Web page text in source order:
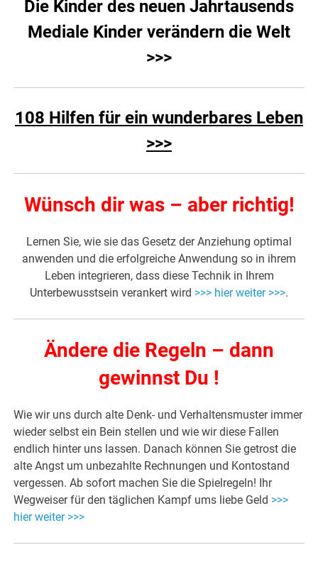
Die Kinder des neuen Jahrtausends
Mediale Kinder verändern die Welt
>>>
108 Hilfen für ein wunderbares Leben
>>>
Wünsch dir was – aber richtig!
Lernen Sie, wie sie das Gesetz der Anziehung optimal
anwenden und die erfolgreiche Anwendung so in ihrem
Leben integrieren, dass diese Technik in Ihrem
Unterbewusstsein verankert wird >>> hier weiter >>>.
Ändere die Regeln – dann
gewinnst Du !
Wie wir uns durch alte Denk- und Verhaltensmuster immer
wieder selbst ein Bein stellen und wie wir diese Fallen
endlich hinter uns lassen. Danach können Sie getrost die
alte Angst um unbezahlte Rechnungen und Kontostand
vergessen. Ab sofort machen Sie die Spielregeln! Ihr
Wegweiser für den täglichen Kampf ums liebe Geld >>>
hier weiter >>>